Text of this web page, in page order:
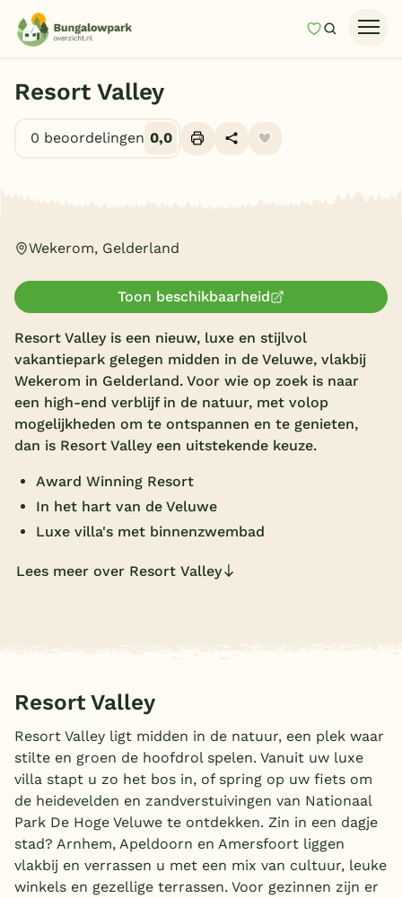
MijnZoeken
Last minutes
Top 12 aanbiedingen
Vakantiehuizen
Onze vakantiegidsen
Vakantieparken
Subtropisch zwembad
Overdekt zwembad
Alle populaire faciliteiten
Keuzehulp
Veluwe
Texel
Limburg
Duitsland
België
Resort Valley
0 beoordelingen 0,0
Wekerom, Gelderland
Toon beschikbaarheid
Resort Valley is een nieuw, luxe en stijlvol
vakantiepark gelegen midden in de Veluwe, vlakbij
Wekerom in Gelderland. Voor wie op zoek is naar
een high-end verblijf in de natuur, met volop
mogelijkheden om te ontspannen en te genieten,
dan is Resort Valley een uitstekende keuze.
Award Winning Resort
In het hart van de Veluwe
Luxe villa's met binnenzwembad
Lees meer over Resort Valley
Resort Valley
Resort Valley ligt midden in de natuur, een plek waar
stilte en groen de hoofdrol spelen. Vanuit uw luxe
villa stapt u zo het bos in, of spring op uw fiets om
de heidevelden en zandverstuivingen van Nationaal
Park De Hoge Veluwe te ontdekken. Zin in een dagje
stad? Arnhem, Apeldoorn en Amersfoort liggen
vlakbij en verrassen u met een mix van cultuur, leuke
winkels en gezellige terrassen. Voor gezinnen zijn er